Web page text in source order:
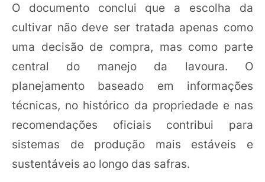
O documento conclui que a escolha da
cultivar não deve ser tratada apenas como
uma decisão de compra, mas como parte
central do manejo da lavoura. O
planejamento baseado em informações
técnicas, no histórico da propriedade e nas
recomendações oficiais contribui para
sistemas de produção mais estáveis e
sustentáveis ao longo das safras.